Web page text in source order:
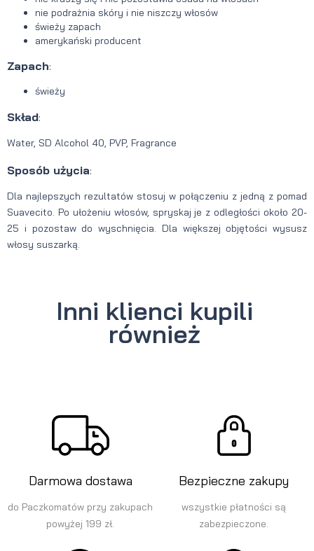
nie podrażnia skóry i nie niszczy włosów
świeży zapach
amerykański producent
Zapach:
świeży
Skład:
Water, SD Alcohol 40, PVP, Fragrance
Sposób użycia:
Dla najlepszych rezultatów stosuj w połączeniu z jedną z pomad
Suavecito. Po ułożeniu włosów, spryskaj je z odległości około 20-
25 i pozostaw do wyschnięcia. Dla większej objętości wysusz
włosy suszarką.
Inni klienci kupili
również
Darmowa dostawa
do Paczkomatów przy zakupach
powyżej 199 zł.
Bezpieczne zakupy
wszystkie płatności są
zabezpieczone.